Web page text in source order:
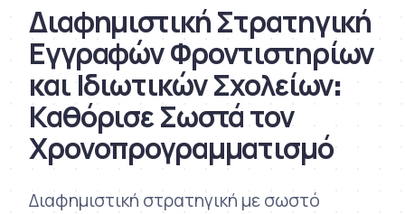
Διαφημιστική Στρατηγική
Εγγραφών Φροντιστηρίων
και Ιδιωτικών Σχολείων:
Καθόρισε Σωστά τον
Χρονοπρογραμματισμό
Διαφημιστική στρατηγική με σωστό